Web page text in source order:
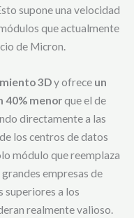
supone una velocidad
que actualmente
de Micron.
3Dy ofrece un
40% menorque el de
directamente a las
los centros de datos
módulo que reemplaza
empresas de
superiores a los
realmente valioso.